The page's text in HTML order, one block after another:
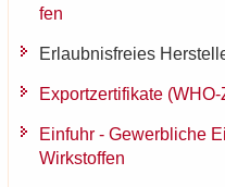
fen
Er­laub­nis­frei­es
Ex­port­zer­ti­fi­ka­te
Ein­fuhr - Ge­werb­li­che
Wirk­stof­fen